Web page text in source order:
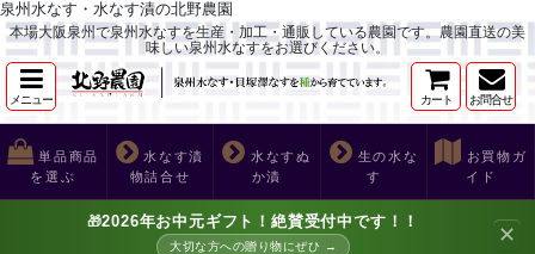
泉州水なす・水なす漬の北野農園
本場大阪泉州で泉州水なすを生産・加工・通販している農園です。農園直送の美
味しい泉州水なすをお選びください。
メニュー カート お問合せ
単品商品
を選ぶ
水なす漬
物詰合せ
水なすぬ
か漬
生の水な
す
お買物ガ
イド
🎁2026年お中元ギフト！絶賛受付中です！！
大切な方への贈り物にぜひ → ✕